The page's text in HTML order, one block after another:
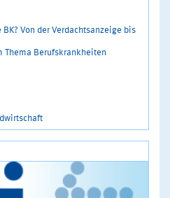
Von der Verdachtsanzeige bis
Thema Berufskrankheiten